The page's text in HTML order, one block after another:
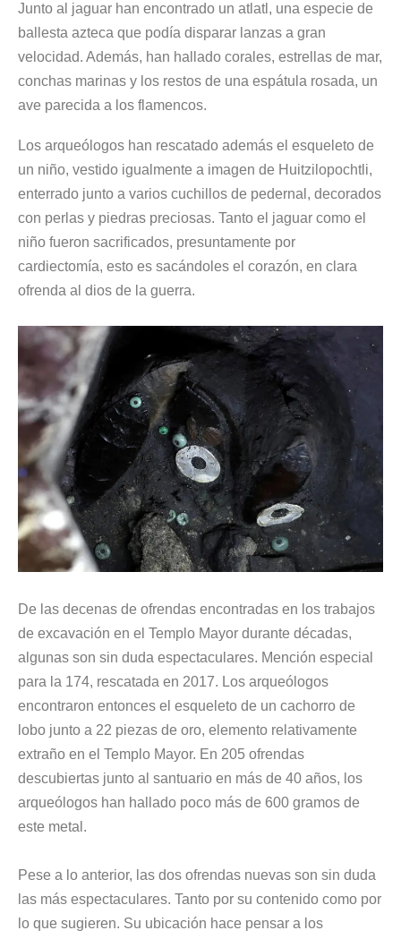
Junto al jaguar han encontrado un atlatl, una especie de
ballesta azteca que podía disparar lanzas a gran
velocidad. Además, han hallado corales, estrellas de mar,
conchas marinas y los restos de una espátula rosada, un
ave parecida a los flamencos.
Los arqueólogos han rescatado además el esqueleto de
un niño, vestido igualmente a imagen de Huitzilopochtli,
enterrado junto a varios cuchillos de pedernal, decorados
con perlas y piedras preciosas. Tanto el jaguar como el
niño fueron sacrificados, presuntamente por
cardiectomía, esto es sacándoles el corazón, en clara
ofrenda al dios de la guerra.
De las decenas de ofrendas encontradas en los trabajos
de excavación en el Templo Mayor durante décadas,
algunas son sin duda espectaculares. Mención especial
para la 174, rescatada en 2017. Los arqueólogos
encontraron entonces el esqueleto de un cachorro de
lobo junto a 22 piezas de oro, elemento relativamente
extraño en el Templo Mayor. En 205 ofrendas
descubiertas junto al santuario en más de 40 años, los
arqueólogos han hallado poco más de 600 gramos de
este metal.
Pese a lo anterior, las dos ofrendas nuevas son sin duda
las más espectaculares. Tanto por su contenido como por
lo que sugieren. Su ubicación hace pensar a los